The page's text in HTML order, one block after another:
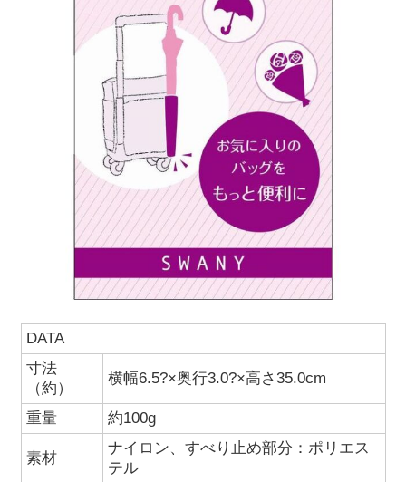
DATA
寸法
（約）
横幅6.5?×奥行3.0?×高さ35.0cm
重量 約100g
素材
ナイロン、すべり止め部分：ポリエス
テル